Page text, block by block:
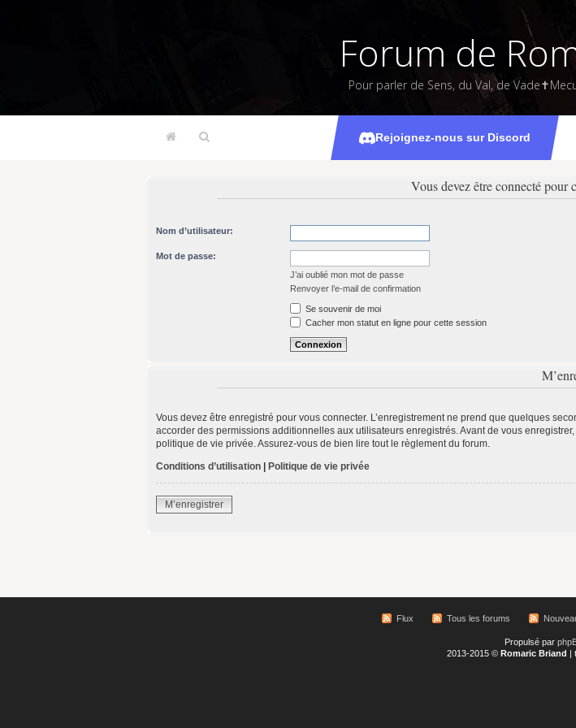
Forum de
Pour parler de Sens, du Val, de
Rejoignez-nous sur Discord
Vous devez être connecté pour
Nom d’utilisateur:
Mot de passe:
J’ai oublié mon mot de passe
Renvoyer l’e-mail de confirmation
Se souvenir de moi
Cacher mon statut en ligne pour cette session
Vous devez être enregistré pour vous connecter. L’enregistrement ne prend que quelques
accorder des permissions additionnelles aux utilisateurs enregistrés. Avant de vous
politique de vie privée. Assurez-vous de bien lire tout le règlement du forum.
Conditions d’utilisation
Politique de vie privée
M’enregistrer
Flux Tous les forums
Propulsé par
2013-2015 © Romaric Briand |